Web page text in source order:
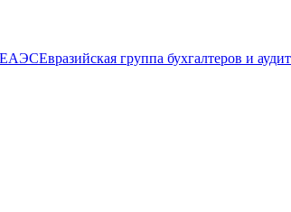
ЕАЭСЕвразийская группа бухгалтеров и